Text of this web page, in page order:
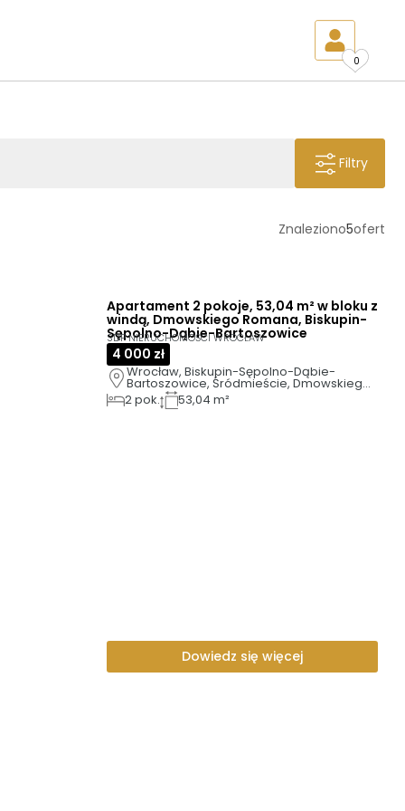
0
Filtry
Znaleziono5ofert
Apartament 2 pokoje, 53,04 m² w bloku z
windą, Dmowskiego Romana, Biskupin-
Sępolno-Dąbie-Bartoszowice
SDP NIERUCHOMOŚCI WROCŁAW
4 000 zł
Wrocław, Biskupin-Sępolno-Dąbie-
Bartoszowice, Śródmieście, Dmowskiego
Romana
2pok. 53,04 m²
Dowiedz się więcej